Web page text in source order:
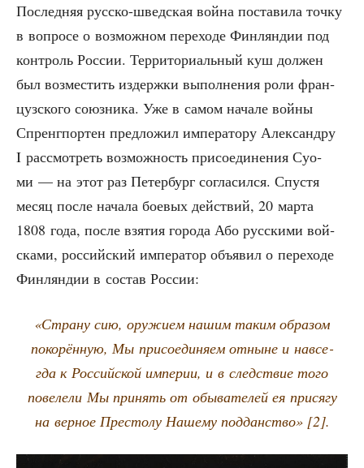
Послед­няя рус­ско-швед­ская вой­на поста­ви­ла точ­ку
в вопро­се о воз­мож­ном пере­хо­де Фин­лян­дии под
кон­троль Рос­сии. Тер­ри­то­ри­аль­ный куш дол­жен
был воз­ме­стить издерж­ки выпол­не­ния роли фран­
цуз­ско­го союз­ни­ка. Уже в самом нача­ле вой­ны
Спренг­пор­тен пред­ло­жил импе­ра­то­ру Алек­сан­дру
I рас­смот­реть воз­мож­ность при­со­еди­не­ния Суо­
ми — на этот раз Петер­бург согла­сил­ся. Спу­стя
месяц после нача­ла бое­вых дей­ствий, 20 мар­та
1808 года, после взя­тия горо­да Або рус­ски­ми вой­
ска­ми, рос­сий­ский импе­ра­тор объ­явил о пере­хо­де
Фин­лян­дии в состав России:
«Стра­ну сию, ору­жи­ем нашим таким обра­зом
поко­рён­ную, Мы при­со­еди­ня­ем отныне и навсе­
гда к Рос­сий­ской импе­рии, и в след­ствие того
пове­ле­ли Мы при­нять от обы­ва­те­лей ея при­ся­гу
на вер­ное Пре­сто­лу Наше­му под­дан­ство» [2].